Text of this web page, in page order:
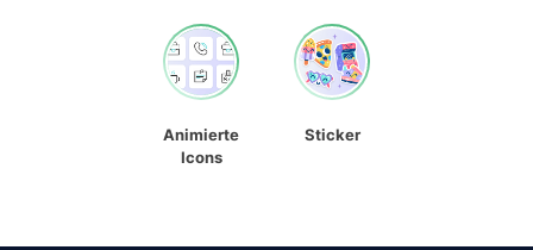
Animierte
Icons
Sticker